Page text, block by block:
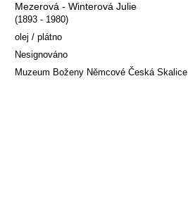
Mezerová - Winterová Julie
(1893 - 1980)
olej / plátno
Nesignováno
Muzeum Boženy Němcové Česká Skalice